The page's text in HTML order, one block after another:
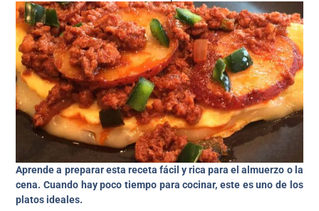
Aprende a preparar esta receta fácil y rica para el almuerzo o la
cena. Cuando hay poco tiempo para cocinar, este es uno de los
platos ideales.